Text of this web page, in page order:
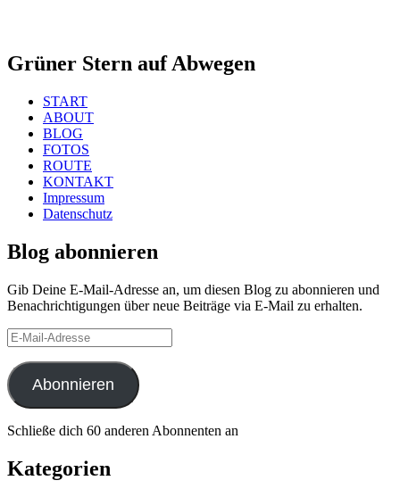
Grüner Stern auf Abwegen
START
ABOUT
BLOG
FOTOS
ROUTE
KONTAKT
Impressum
Datenschutz
Blog abonnieren
Gib Deine E-Mail-Adresse an, um diesen Blog zu abonnieren und
Benachrichtigungen über neue Beiträge via E-Mail zu erhalten.
E-
Mail-
Adresse
Abonnieren
Schließe dich 60 anderen Abonnenten an
Kategorien